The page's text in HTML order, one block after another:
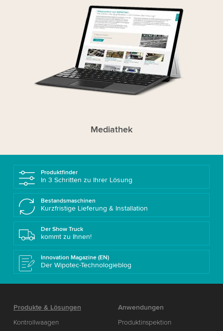
Mediathek
Produktfinder
In 3 Schritten zu Ihrer Lösung
Bestandsmaschinen
Kurzfristige Lieferung & Installation
Der Show Truck
kommt zu Ihnen!
Innovation Magazine (EN)
Der Wipotec-Technologieblog
Produkte & Lösungen
Kontrollwaagen
Anwendungen
Produktinspektion